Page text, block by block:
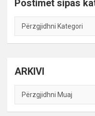
Postimet sipas
Postimet
kategorive
ARKIVI
ARKIVI